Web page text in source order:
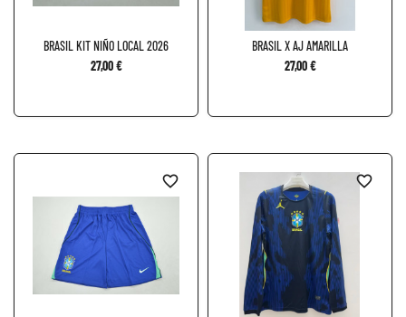
BRASIL KIT NIÑO LOCAL 2026
27,00 €
BRASIL X AJ AMARILLA
27,00 €
favorite_border favorite_border